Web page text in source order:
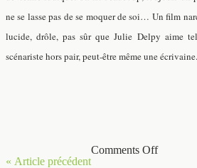
ne se lasse pas de se moquer de soi… Un film
lucide, drôle, pas sûr que Julie Delpy aime
scénariste hors pair, peut-être même une écrivaine.
« Article précédent
Comments Off